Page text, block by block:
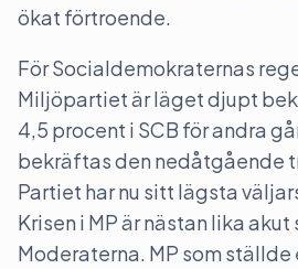
ökat förtroende.
För Socialdemokraternas
Miljöpartiet är läget djupt
4,5 procent i SCB för andra
bekräftas den nedåtgående
Partiet har nu sitt lägsta
Krisen i MP är nästan lika akut
Moderaterna. MP som